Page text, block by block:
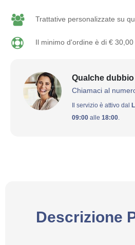
Trattative personalizzate su
Il minimo d'ordine è di € 30,00
Qualche
Chiamaci al
Il servizio è attivo dal
09:00 alle 18:00
Descrizione